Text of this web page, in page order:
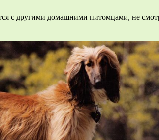
с другими домашними питомцами, не